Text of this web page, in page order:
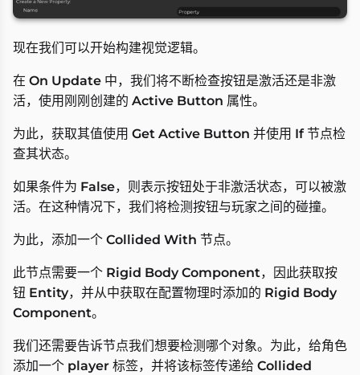
现在我们可以开始构建视觉逻辑。
在 On Update 中，我们将不断检查按钮是激活还是非激
活，使用刚刚创建的 Active Button 属性。
为此，获取其值使用 Get Active Button 并使用 If节点检
查其状态。
如果条件为 False，则表示按钮处于非激活状态，可以被激
活。在这种情况下，我们将检测按钮与玩家之间的碰撞。
为此，添加一个 Collided With 节点。
此节点需要一个 Rigid Body Component，因此获取按
钮 Entity，并从中获取在配置物理时添加的 Rigid Body
Component。
我们还需要告诉节点我们想要检测哪个对象。为此，给角色
添加一个 player 标签，并将该标签传递给 Collided